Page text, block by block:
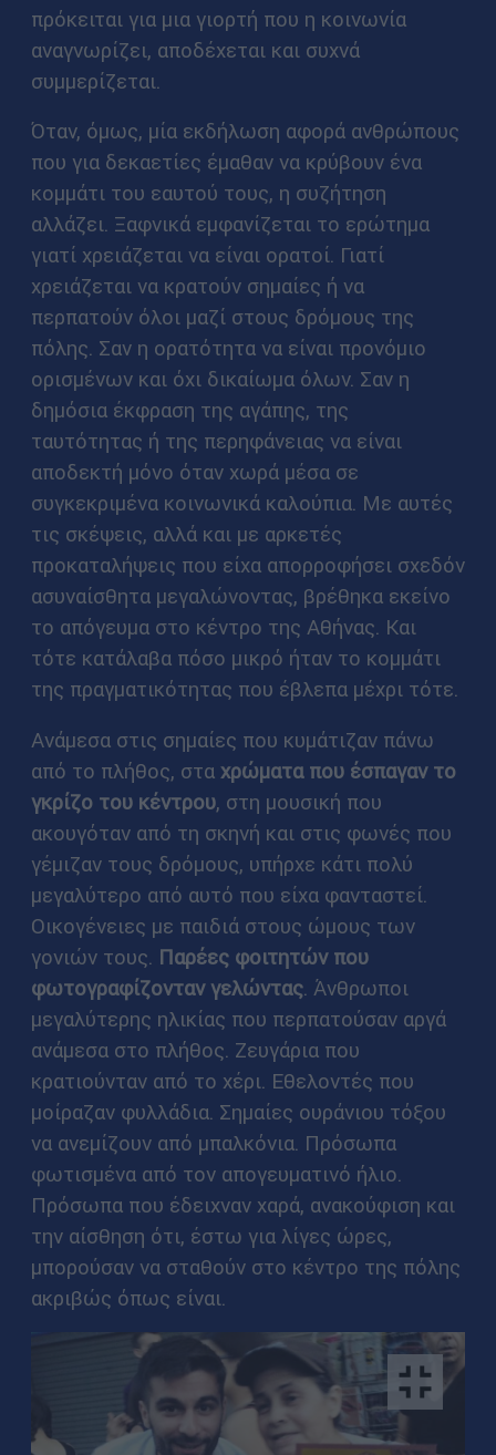
πρόκειται για μια γιορτή που η κοινωνία
αναγνωρίζει, αποδέχεται και συχνά
συμμερίζεται.
Όταν, όμως, μία εκδήλωση αφορά ανθρώπους
που για δεκαετίες έμαθαν να κρύβουν ένα
κομμάτι του εαυτού τους, η συζήτηση
αλλάζει. Ξαφνικά εμφανίζεται το ερώτημα
γιατί χρειάζεται να είναι ορατοί. Γιατί
χρειάζεται να κρατούν σημαίες ή να
περπατούν όλοι μαζί στους δρόμους της
πόλης. Σαν η ορατότητα να είναι προνόμιο
ορισμένων και όχι δικαίωμα όλων. Σαν η
δημόσια έκφραση της αγάπης, της
ταυτότητας ή της περηφάνειας να είναι
αποδεκτή μόνο όταν χωρά μέσα σε
συγκεκριμένα κοινωνικά καλούπια. Με αυτές
τις σκέψεις, αλλά και με αρκετές
προκαταλήψεις που είχα απορροφήσει σχεδόν
ασυναίσθητα μεγαλώνοντας, βρέθηκα εκείνο
το απόγευμα στο κέντρο της Αθήνας. Και
τότε κατάλαβα πόσο μικρό ήταν το κομμάτι
της πραγματικότητας που έβλεπα μέχρι τότε.
Ανάμεσα στις σημαίες που κυμάτιζαν πάνω
από το πλήθος, στα χρώματα που έσπαγαν το
γκρίζο του κέντρου, στη μουσική που
ακουγόταν από τη σκηνή και στις φωνές που
γέμιζαν τους δρόμους, υπήρχε κάτι πολύ
μεγαλύτερο από αυτό που είχα φανταστεί.
Οικογένειες με παιδιά στους ώμους των
γονιών τους. Παρέες φοιτητών που
φωτογραφίζονταν γελώντας. Άνθρωποι
μεγαλύτερης ηλικίας που περπατούσαν αργά
ανάμεσα στο πλήθος. Ζευγάρια που
κρατιούνταν από το χέρι. Εθελοντές που
μοίραζαν φυλλάδια. Σημαίες ουράνιου τόξου
να ανεμίζουν από μπαλκόνια. Πρόσωπα
φωτισμένα από τον απογευματινό ήλιο.
Πρόσωπα που έδειχναν χαρά, ανακούφιση και
την αίσθηση ότι, έστω για λίγες ώρες,
μπορούσαν να σταθούν στο κέντρο της πόλης
ακριβώς όπως είναι.